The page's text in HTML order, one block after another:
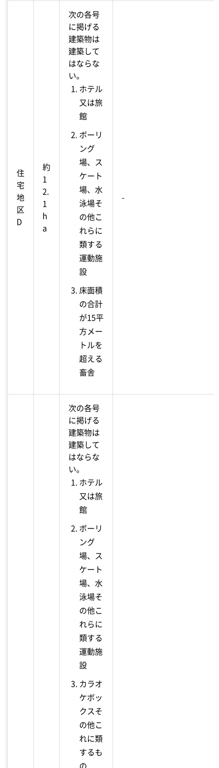
住
宅
地
区
D
約
1
2.
1
h
a
次の各号
に掲げる
建築物は
建築して
はならな
い。
ホテル
又は旅
館
ボーリ
ング
場、ス
ケート
場、水
泳場そ
の他こ
れらに
類する
運動施
設
床面積
の合計
が15平
方メー
トルを
超える
畜舎
-
次の各号
に掲げる
建築物は
建築して
はならな
い。
ホテル
又は旅
館
ボーリ
ング
場、ス
ケート
場、水
泳場そ
の他こ
れらに
類する
運動施
設
カラオ
ケボッ
クスそ
の他こ
れに類
するも